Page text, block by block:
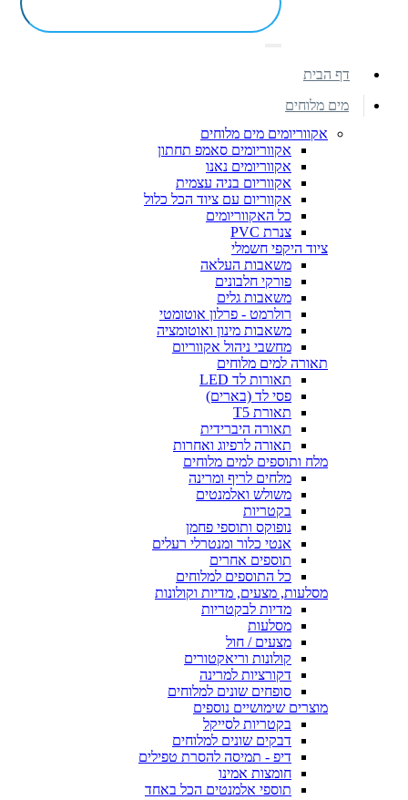
דף הבית
מים מלוחים
אקווריומים מים מלוחים
אקווריומים סאמפ תחתון
אקווריומים נאנו
אקווריום בניה עצמית
אקווריום עם ציוד הכל כלול
כל האקווריומים
צנרת PVC
ציוד היקפי חשמלי
משאבות העלאה
פורקי חלבונים
משאבות גלים
רולרמט - פרלון אוטומטי
משאבות מינון ואוטומציה
מחשבי ניהול אקווריום
תאורה למים מלוחים
תאורות לד LED
פסי לד (בארים)
תאורת T5
תאורה היברידית
תאורה לרפיוג ואחרות
מלח ותוספים למים מלוחים
מלחים לריף ומרינה
משולש ואלמנטים
בקטריות
נופוקס ותוספי פחמן
אנטי כלור ומנטרלי רעלים
תוספים אחרים
כל התוספים למלוחים
מסלעות, מצעים, מדיות וקולונות
מדיות לבקטריות
מסלעות
מצעים / חול
קולונות וריאקטורים
דקורציות למרינה
סופחים שונים למלוחים
מוצרים שימושיים נוספים
בקטריות לסייקל
דבקים שונים למלוחים
דיפ - תמיסה להסרת טפילים
חומצות אמינו
תוספי אלמנטים הכל באחד